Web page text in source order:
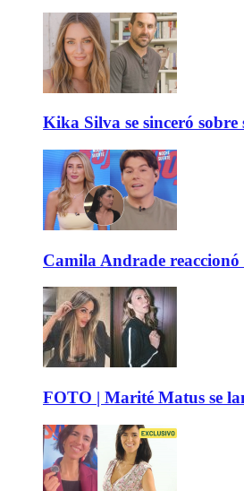
Kika Silva se sinceró
Camila Andrade
FOTO | Marité Matus se